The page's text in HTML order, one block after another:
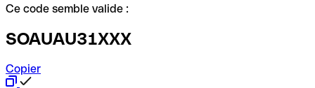
Ce code semble valide :
SOAUAU31XXX
Copier